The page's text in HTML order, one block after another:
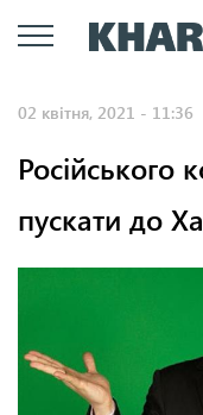
02 квітня, 2021 - 11:36
Російського
пускати до